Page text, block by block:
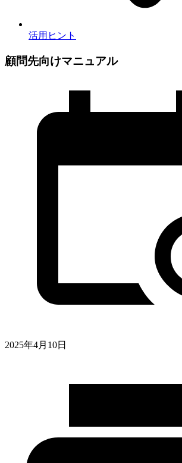
活用ヒント
顧問先向けマニュアル
2025年4月10日